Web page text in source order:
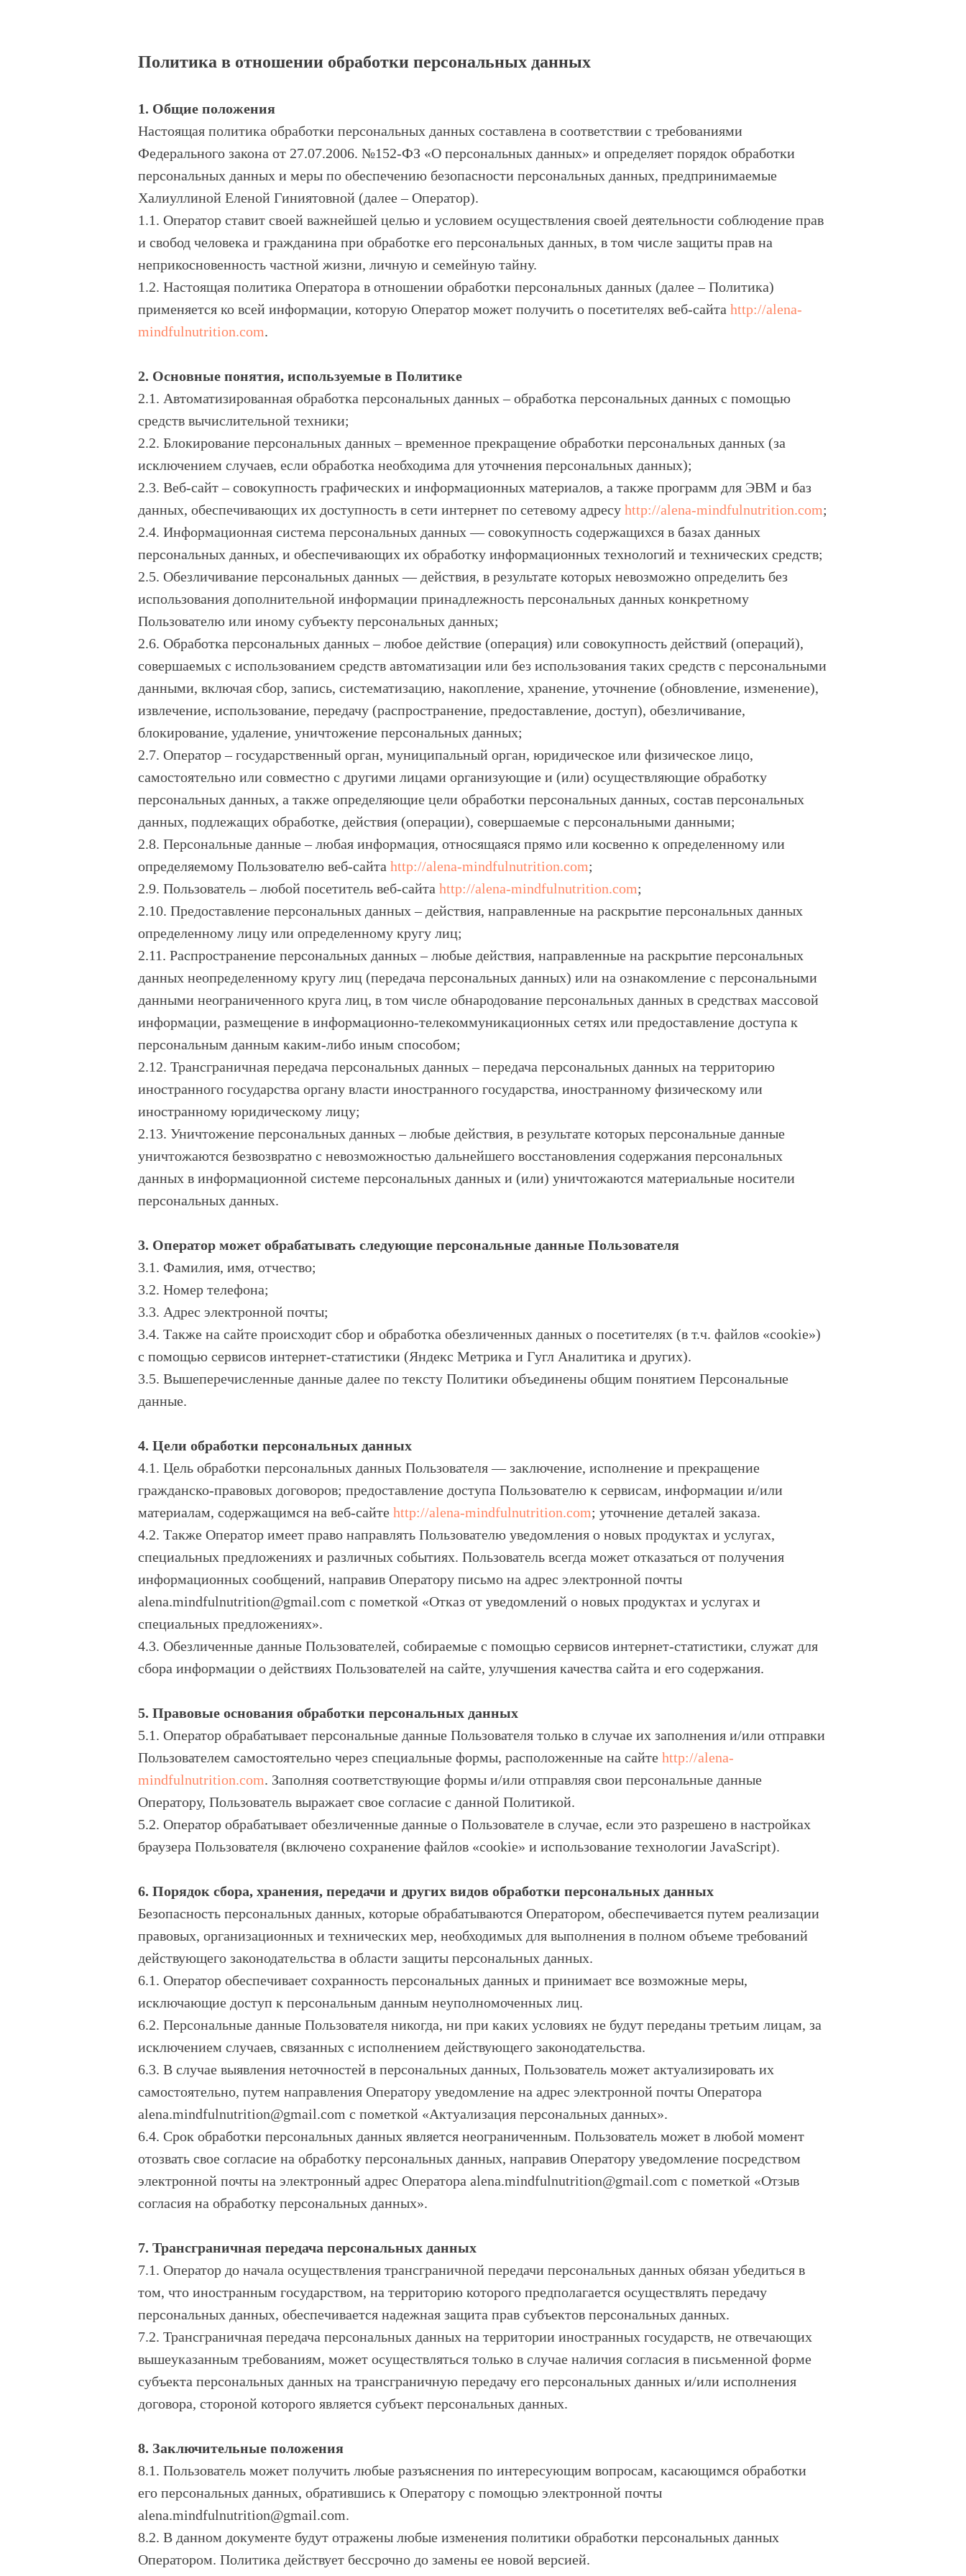
Политика в отношении обработки персональных данных
1. Общие положения
Настоящая политика обработки персональных данных составлена в соответствии с требованиями
Федерального закона от 27.07.2006. №152-ФЗ «О персональных данных» и определяет порядок обработки
персональных данных и меры по обеспечению безопасности персональных данных, предпринимаемые
Халиуллиной Еленой Гиниятовной (далее – Оператор).
1.1. Оператор ставит своей важнейшей целью и условием осуществления своей деятельности соблюдение прав
и свобод человека и гражданина при обработке его персональных данных, в том числе защиты прав на
неприкосновенность частной жизни, личную и семейную тайну.
1.2. Настоящая политика Оператора в отношении обработки персональных данных (далее – Политика)
применяется ко всей информации, которую Оператор может получить о посетителях веб-сайта http://alena-
mindfulnutrition.com.
2. Основные понятия, используемые в Политике
2.1. Автоматизированная обработка персональных данных – обработка персональных данных с помощью
средств вычислительной техники;
2.2. Блокирование персональных данных – временное прекращение обработки персональных данных (за
исключением случаев, если обработка необходима для уточнения персональных данных);
2.3. Веб-сайт – совокупность графических и информационных материалов, а также программ для ЭВМ и баз
данных, обеспечивающих их доступность в сети интернет по сетевому адресу http://alena-mindfulnutrition.com;
2.4. Информационная система персональных данных — совокупность содержащихся в базах данных
персональных данных, и обеспечивающих их обработку информационных технологий и технических средств;
2.5. Обезличивание персональных данных — действия, в результате которых невозможно определить без
использования дополнительной информации принадлежность персональных данных конкретному
Пользователю или иному субъекту персональных данных;
2.6. Обработка персональных данных – любое действие (операция) или совокупность действий (операций),
совершаемых с использованием средств автоматизации или без использования таких средств с персональными
данными, включая сбор, запись, систематизацию, накопление, хранение, уточнение (обновление, изменение),
извлечение, использование, передачу (распространение, предоставление, доступ), обезличивание,
блокирование, удаление, уничтожение персональных данных;
2.7. Оператор – государственный орган, муниципальный орган, юридическое или физическое лицо,
самостоятельно или совместно с другими лицами организующие и (или) осуществляющие обработку
персональных данных, а также определяющие цели обработки персональных данных, состав персональных
данных, подлежащих обработке, действия (операции), совершаемые с персональными данными;
2.8. Персональные данные – любая информация, относящаяся прямо или косвенно к определенному или
определяемому Пользователю веб-сайта http://alena-mindfulnutrition.com;
2.9. Пользователь – любой посетитель веб-сайта http://alena-mindfulnutrition.com;
2.10. Предоставление персональных данных – действия, направленные на раскрытие персональных данных
определенному лицу или определенному кругу лиц;
2.11. Распространение персональных данных – любые действия, направленные на раскрытие персональных
данных неопределенному кругу лиц (передача персональных данных) или на ознакомление с персональными
данными неограниченного круга лиц, в том числе обнародование персональных данных в средствах массовой
информации, размещение в информационно-телекоммуникационных сетях или предоставление доступа к
персональным данным каким-либо иным способом;
2.12. Трансграничная передача персональных данных – передача персональных данных на территорию
иностранного государства органу власти иностранного государства, иностранному физическому или
иностранному юридическому лицу;
2.13. Уничтожение персональных данных – любые действия, в результате которых персональные данные
уничтожаются безвозвратно с невозможностью дальнейшего восстановления содержания персональных
данных в информационной системе персональных данных и (или) уничтожаются материальные носители
персональных данных.
3. Оператор может обрабатывать следующие персональные данные Пользователя
3.1. Фамилия, имя, отчество;
3.2. Номер телефона;
3.3. Адрес электронной почты;
3.4. Также на сайте происходит сбор и обработка обезличенных данных о посетителях (в т.ч. файлов «cookie»)
с помощью сервисов интернет-статистики (Яндекс Метрика и Гугл Аналитика и других).
3.5. Вышеперечисленные данные далее по тексту Политики объединены общим понятием Персональные
данные.
4. Цели обработки персональных данных
4.1. Цель обработки персональных данных Пользователя — заключение, исполнение и прекращение
гражданско-правовых договоров; предоставление доступа Пользователю к сервисам, информации и/или
материалам, содержащимся на веб-сайте http://alena-mindfulnutrition.com; уточнение деталей заказа.
4.2. Также Оператор имеет право направлять Пользователю уведомления о новых продуктах и услугах,
специальных предложениях и различных событиях. Пользователь всегда может отказаться от получения
информационных сообщений, направив Оператору письмо на адрес электронной почты
alena.mindfulnutrition@gmail.com с пометкой «Отказ от уведомлений о новых продуктах и услугах и
специальных предложениях».
4.3. Обезличенные данные Пользователей, собираемые с помощью сервисов интернет-статистики, служат для
сбора информации о действиях Пользователей на сайте, улучшения качества сайта и его содержания.
5. Правовые основания обработки персональных данных
5.1. Оператор обрабатывает персональные данные Пользователя только в случае их заполнения и/или отправки
Пользователем самостоятельно через специальные формы, расположенные на сайте http://alena-
mindfulnutrition.com. Заполняя соответствующие формы и/или отправляя свои персональные данные
Оператору, Пользователь выражает свое согласие с данной Политикой.
5.2. Оператор обрабатывает обезличенные данные о Пользователе в случае, если это разрешено в настройках
браузера Пользователя (включено сохранение файлов «cookie» и использование технологии JavaScript).
6. Порядок сбора, хранения, передачи и других видов обработки персональных данных
Безопасность персональных данных, которые обрабатываются Оператором, обеспечивается путем реализации
правовых, организационных и технических мер, необходимых для выполнения в полном объеме требований
действующего законодательства в области защиты персональных данных.
6.1. Оператор обеспечивает сохранность персональных данных и принимает все возможные меры,
исключающие доступ к персональным данным неуполномоченных лиц.
6.2. Персональные данные Пользователя никогда, ни при каких условиях не будут переданы третьим лицам, за
исключением случаев, связанных с исполнением действующего законодательства.
6.3. В случае выявления неточностей в персональных данных, Пользователь может актуализировать их
самостоятельно, путем направления Оператору уведомление на адрес электронной почты Оператора
alena.mindfulnutrition@gmail.com с пометкой «Актуализация персональных данных».
6.4. Срок обработки персональных данных является неограниченным. Пользователь может в любой момент
отозвать свое согласие на обработку персональных данных, направив Оператору уведомление посредством
электронной почты на электронный адрес Оператора alena.mindfulnutrition@gmail.com с пометкой «Отзыв
согласия на обработку персональных данных».
7. Трансграничная передача персональных данных
7.1. Оператор до начала осуществления трансграничной передачи персональных данных обязан убедиться в
том, что иностранным государством, на территорию которого предполагается осуществлять передачу
персональных данных, обеспечивается надежная защита прав субъектов персональных данных.
7.2. Трансграничная передача персональных данных на территории иностранных государств, не отвечающих
вышеуказанным требованиям, может осуществляться только в случае наличия согласия в письменной форме
субъекта персональных данных на трансграничную передачу его персональных данных и/или исполнения
договора, стороной которого является субъект персональных данных.
8. Заключительные положения
8.1. Пользователь может получить любые разъяснения по интересующим вопросам, касающимся обработки
его персональных данных, обратившись к Оператору с помощью электронной почты
alena.mindfulnutrition@gmail.com.
8.2. В данном документе будут отражены любые изменения политики обработки персональных данных
Оператором. Политика действует бессрочно до замены ее новой версией.